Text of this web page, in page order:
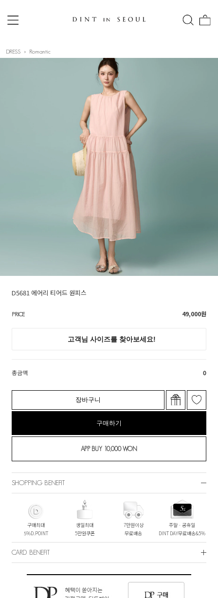
DRESS Romantic
D5681 에어리 티어드 원피스
PRICE 49,000원
총금액 0
장바구니
구매하기
SHOPPING BENEFIT
구매최대
5%D.POINT
생일최대
5만원쿠폰
7만원이상
무료배송
주말ㆍ공휴일
DINT DAY무료배송&5%
CARD BENEFIT